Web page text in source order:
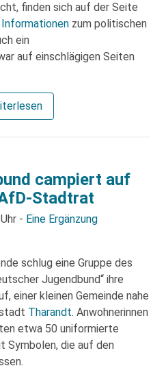
finden sich auf der Seite
Informationen zum politischen
ein
auf einschlägigen Seiten
campiert auf
Stadtrat
- Eine Ergänzung
schlug eine Gruppe des
Jugendbund“ ihre
einer kleinen Gemeinde nahe
Tharandt. Anwohnerinnen
etwa 50 uniformierte
Symbolen, die auf den